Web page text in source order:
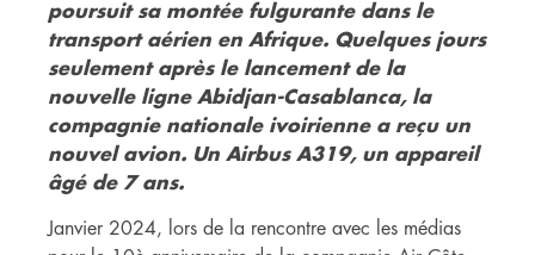
poursuit sa montée fulgurante dans le
transport aérien en Afrique. Quelques jours
seulement après le lancement de la
nouvelle ligne Abidjan-Casablanca, la
compagnie nationale ivoirienne a reçu un
nouvel avion. Un Airbus A319, un appareil
âgé de 7 ans.
Janvier 2024, lors de la rencontre avec les médias